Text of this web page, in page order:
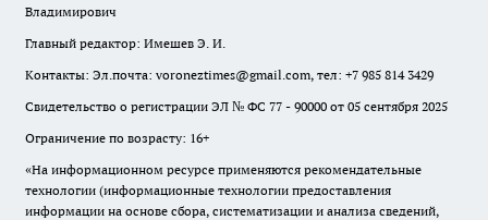
Владимирович
Главный редактор: Имешев Э. И.
Контакты: Эл.почта: voroneztimes@gmail.com, тел: +7 985 814 3429
Свидетельство о регистрации ЭЛ № ФС 77 - 90000 от 05 сентября 2025
Ограничение по возрасту: 16+
«На информационном ресурсе применяются рекомендательные
технологии (информационные технологии предоставления
информации на основе сбора, систематизации и анализа сведений,